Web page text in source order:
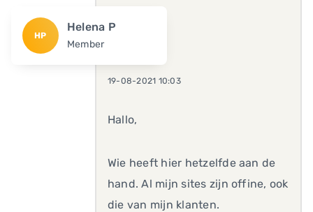
HP
Helena P
Member
19-08-2021 10:03
Hallo,
Wie heeft hier hetzelfde aan de
hand. Al mijn sites zijn offine, ook
die van mijn klanten.